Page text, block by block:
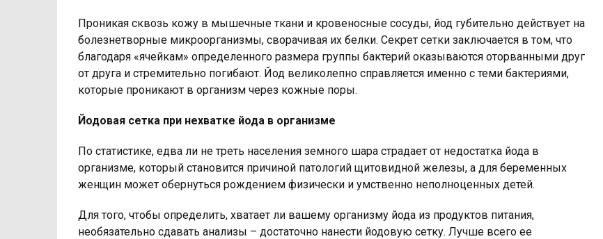
Проникая сквозь кожу в мышечные ткани и кровеносные сосуды, йод губительно действует на
болезнетворные микроорганизмы, сворачивая их белки. Секрет сетки заключается в том, что
благодаря «ячейкам» определенного размера группы бактерий оказываются оторванными друг
от друга и стремительно погибают. Йод великолепно справляется именно с теми бактериями,
которые проникают в организм через кожные поры.
Йодовая сетка при нехватке йода в организме
По статистике, едва ли не треть населения земного шара страдает от недостатка йода в
организме, который становится причиной патологий щитовидной железы, а для беременных
женщин может обернуться рождением физически и умственно неполноценных детей.
Для того, чтобы определить, хватает ли вашему организму йода из продуктов питания,
необязательно сдавать анализы – достаточно нанести йодовую сетку. Лучше всего ее